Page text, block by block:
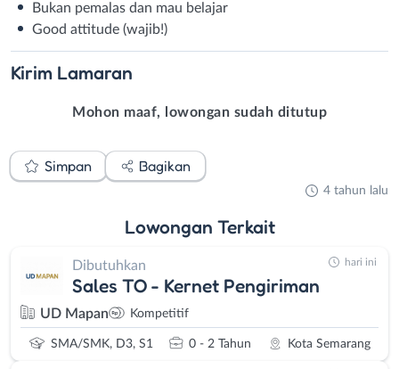
Bukan pemalas dan mau belajar
Good attitude (wajib!)
Kirim Lamaran
Mohon maaf, lowongan sudah ditutup
Simpan Bagikan
4 tahun lalu
Lowongan Terkait
Dibutuhkan
Sales TO - Kernet Pengiriman
UD Mapan Kompetitif
SMA/SMK, D3, S1 0 - 2 Tahun Kota Semarang
hari ini